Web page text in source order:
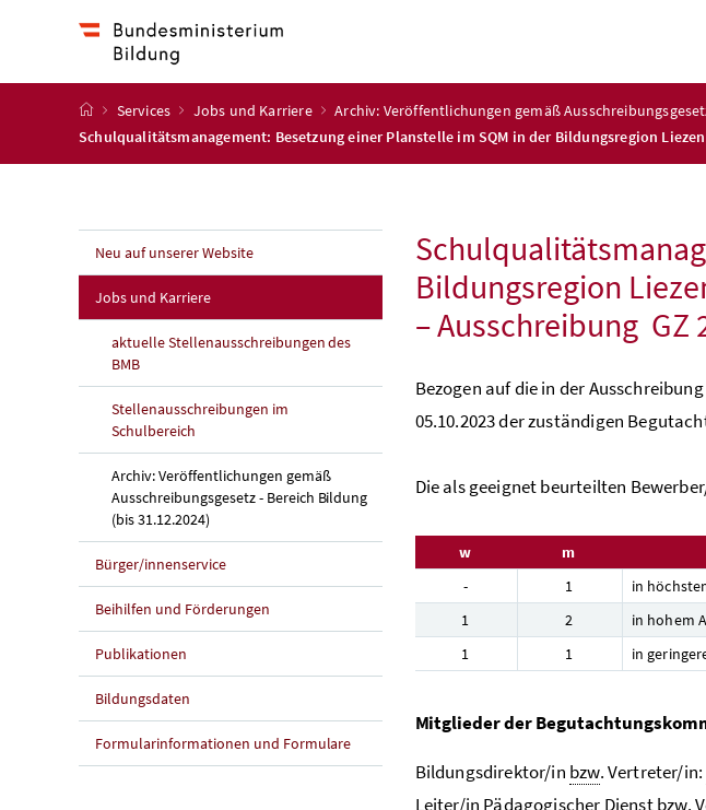
Startseite
Services Jobs und Karriere
Archiv: Veröffentlichungen gemäß
Schulqualitätsmanagement: Besetzung einer Planstelle im SQM in der Bildungsregion
Neu auf unserer Website
Jobs und Karriere
aktuelle Stellenausschreibungen des
BMB
Stellenausschreibungen im
Schulbereich
Archiv: Veröffentlichungen gemäß
Ausschreibungsgesetz - Bereich Bildung
(bis 31.12.2024)
Bürger/innenservice
Beihilfen und Förderungen
Publikationen
Bildungsdaten
Formularinformationen und Formulare
Bildungsregion
– Ausschreibung GZ
Bezogen auf die in der
05.10.2023 der zuständigen
Die als geeignet beurteilten
w
m
-
1
in
1
2
in hohem
1
1 in
Mitglieder der
Bildungsdirektor/in bzw. Vertreter/in:
Leiter/in Pädagogischer Dienstbzw.